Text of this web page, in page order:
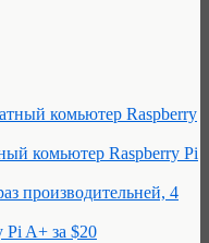
комьютер Raspberry Pi
производительней, 4
Pi A+ за $20